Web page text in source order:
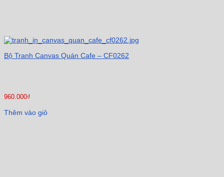
Bộ Tranh Canvas Quán Cafe – CF0262
960.000₫
Thêm vào giỏ